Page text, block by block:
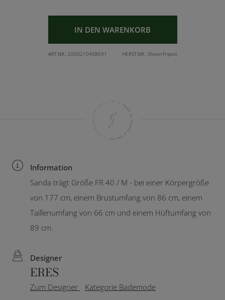
IN DEN WARENKORB
ART.NR.: 2000210438691 HERST.NR.: Show+Fripon
Information
Sanda trägt Größe FR 40 / M - bei einer Körpergröße
von 177 cm, einem Brustumfang von 86 cm, einem
Taillenumfang von 66 cm und einem Hüftumfang von
89 cm.
Designer
ERES
Zum Designer Kategorie Bademode